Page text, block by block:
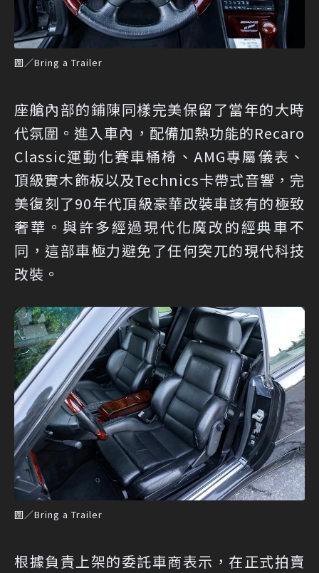
圖／Bring a Trailer
座艙內部的鋪陳同樣完美保留了當年的大時
代氛圍。進入車內，配備加熱功能的Recaro
Classic運動化賽車桶椅、AMG專屬儀表、
頂級實木飾板以及Technics卡帶式音響，完
美復刻了90年代頂級豪華改裝車該有的極致
奢華。與許多經過現代化魔改的經典車不
同，這部車極力避免了任何突兀的現代科技
改裝。
圖／Bring a Trailer
根據負責上架的委託車商表示，在正式拍賣